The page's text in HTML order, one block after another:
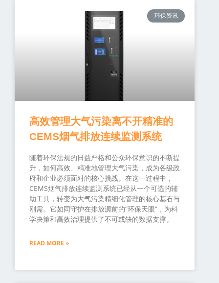
环保资讯
高效管理大气污染离不开精准的
CEMS烟气排放连续监测系统
随着环保法规的日益严格和公众环保意识的不断提
升，如何高效、精准地管理大气污染，成为各级政
府和企业必须面对的核心挑战。在这一过程中，
CEMS烟气排放连续监测系统已经从一个可选的辅
助工具，转变为大气污染精细化管理的核心基石与
刚需。它如同守护在排放源前的“环保天眼”，为科
学决策和高效治理提供了不可或缺的数据支撑。
READ MORE »